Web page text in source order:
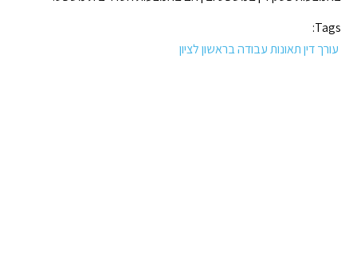
Tags:
עורך דין תאונות עבודה בראשון לציון